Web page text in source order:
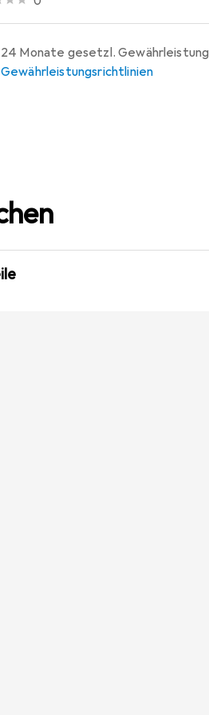
24 Monate gesetzl. Gewährleistung
Gewährleistungsrichtlinien